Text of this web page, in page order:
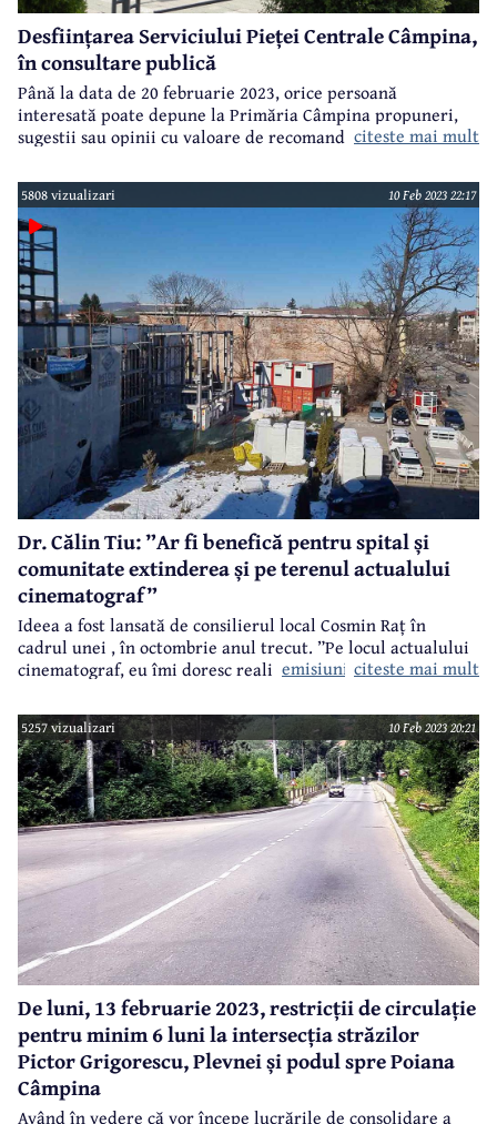
Desființarea Serviciului Pieței Centrale Câmpina,
în consultare publică
Până la data de 20 februarie 2023, orice persoană
interesată poate depune la Primăria Câmpina propuneri,
sugestii sau opinii cu valoare de recomandare în privința
la desființarea Serviciului Public de Administrare și
Exploatare a Pieței Centrale Agroalimentare a municipiului
Câmpina, serviciu public în subordinea Consiliului Local.
Detalii -
aici
citeste mai mult
5808 vizualizari 10 Feb 2023 22:17
Dr. Călin Tiu: ”Ar fi benefică pentru spital și
comunitate extinderea și pe terenul actualului
cinematograf”
Ideea a fost lansată de consilierul local Cosmin Raț în
cadrul unei
emisiuni la CâmpinaTV.ro
, în octombrie anul trecut. ”Pe locul actualului
cinematograf, eu îmi doresc realizarea unui centru modern
că acesta poate fi realizat în mare parte din donații ale
oamenilor. Sunt convins că putem strânge suma necesară
pentru construirea acestui centru de primiri urgențe, după
ce rezolvăm situația juridică a acelui teren”, a spus atunci
Cosmin Raț.
citeste mai mult
5257 vizualizari 10 Feb 2023 20:21
De luni, 13 februarie 2023, restricții de circulație
pentru minim 6 luni la intersecția străzilor
Pictor Grigorescu, Plevnei și podul spre Poiana
Câmpina
Având în vedere că vor începe lucrările de consolidare a